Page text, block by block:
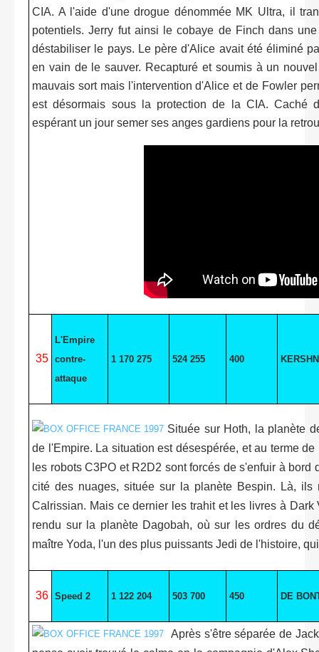
CIA. A l'aide d'une drogue dénommée MK Ultra, il
potentiels. Jerry fut ainsi le cobaye de Finch dans
déstabiliser le pays. Le père d'Alice avait été éliminé
en vain de le sauver. Recapturé et soumis à un
mauvais sort mais l'intervention d'Alice et de Fowler
est désormais sous la protection de la CIA. Caché
espérant un jour semer ses anges gardiens pour la
35
L'Empire
contre-
attaque
1 170 275 524 255 400
Située sur Hoth, la planète
de l'Empire. La situation est désespérée, et au terme
les robots C3PO et R2D2 sont forcés de s'enfuir à
cité des nuages, située sur la planète Bespin. Là,
Calrissian. Mais ce dernier les trahit et les livres à
rendu sur la planète Dagobah, où sur les ordres du
maître Yoda, l'un des plus puissants Jedi de l'histoire,
36 Speed 2 1 122 204 503 700 450 DE
Après s'être séparée de